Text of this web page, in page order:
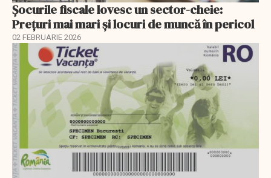
Șocurile fiscale lovesc un sector-cheie:
Prețuri mai mari și locuri de muncă în pericol
02 FEBRUARIE 2026